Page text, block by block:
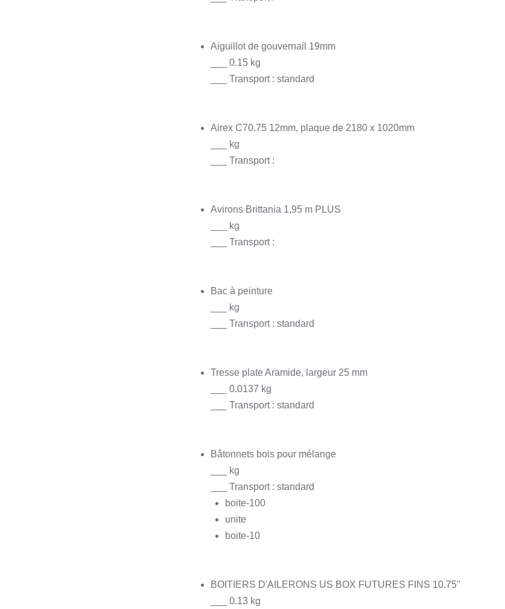
Aiguillot de gouvernail 19mm
___ 0.15 kg
___ Transport : standard
Airex C70.75 12mm, plaque de 2180 x 1020mm
___ kg
___ Transport :
Avirons Brittania 1,95 m PLUS
___ kg
___ Transport :
Bac à peinture
___ kg
___ Transport : standard
Tresse plate Aramide, largeur 25 mm
___ 0.0137 kg
___ Transport : standard
Bâtonnets bois pour mélange
___ kg
___ Transport : standard
boite-100
unite
boite-10
BOITIERS D'AILERONS US BOX FUTURES FINS 10.75"
___ 0.13 kg